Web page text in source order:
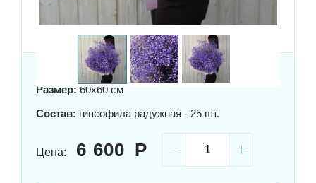
Размер: 60x60 см
Состав: гипсофила радужная - 25 шт.
Цена: 6 600